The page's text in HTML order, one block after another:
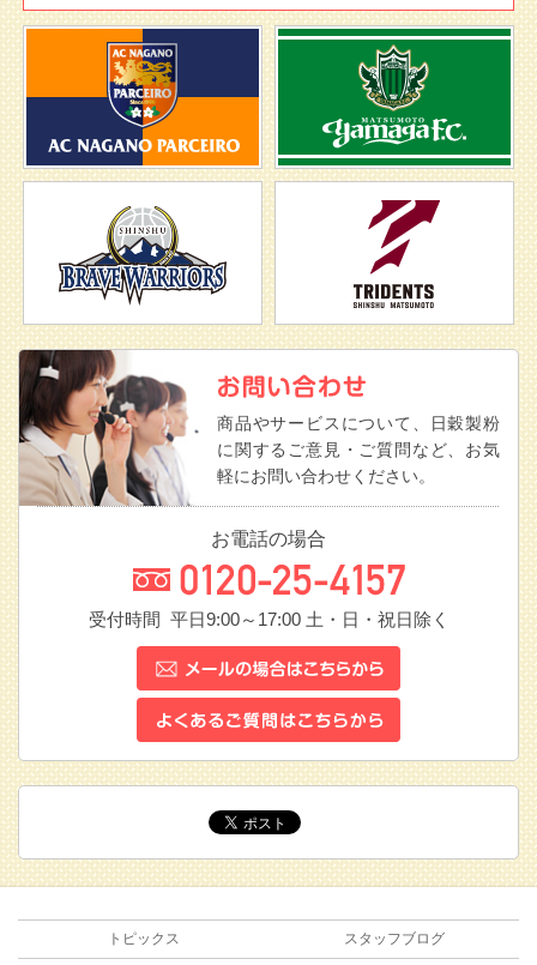
商品やサービスについて、日穀製粉
に関するご意見・ご質問など、お気
軽にお問い合わせください。
お電話の場合
受付時間 平日9:00～17:00土・日・祝日除く
トピックス スタッフブログ